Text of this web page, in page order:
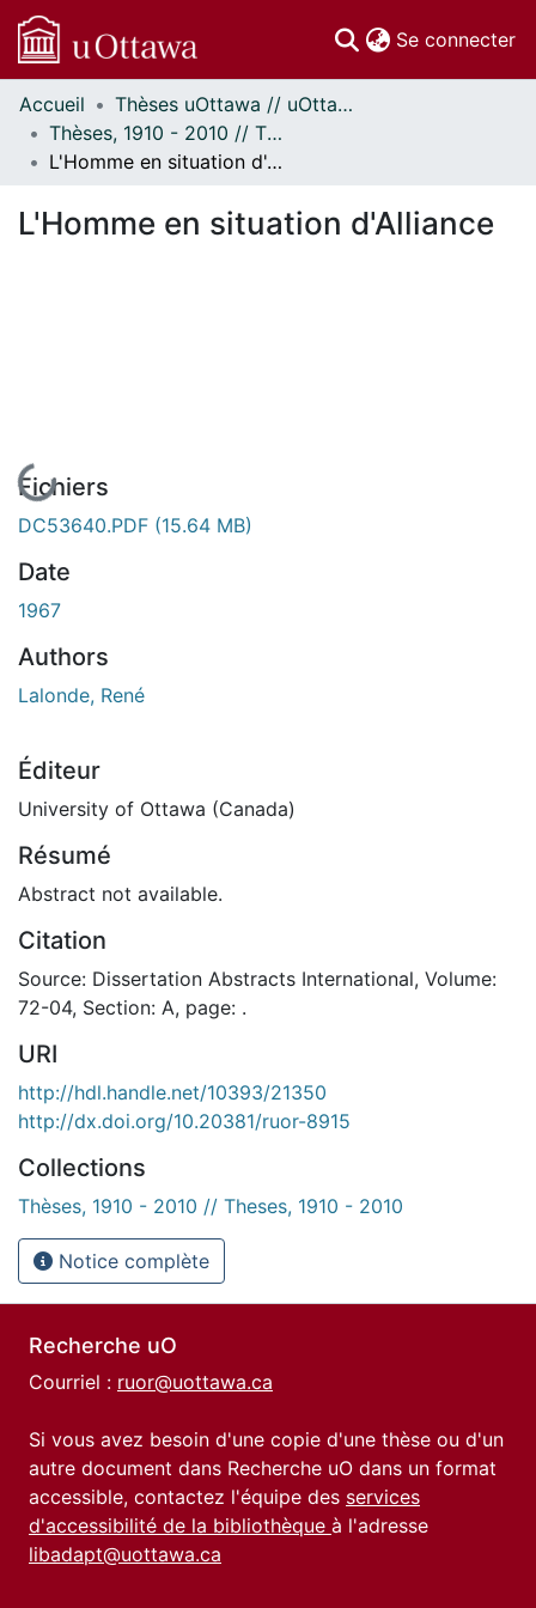
Se connecter
Communautés
et collections
Parcourir
À propos
Accueil
Thèses uOttawa // uOttawa Theses
Thèses, 1910 - 2010 // Theses, 1910 - 2010
L'Homme en situation d'Alliance
L'Homme en situation d'Alliance
En cours de chargement...
Fichiers
DC53640.PDF (15.64 MB)
Date
1967
Authors
Lalonde, René
Éditeur
University of Ottawa (Canada)
Résumé
Abstract not available.
Citation
Source: Dissertation Abstracts International, Volume:
72-04, Section: A, page: .
URI
http://hdl.handle.net/10393/21350
http://dx.doi.org/10.20381/ruor-8915
Collections
Thèses, 1910 - 2010 // Theses, 1910 - 2010
Notice complète
Recherche uO
Courriel : ruor@uottawa.ca
Si vous avez besoin d'une copie d'une thèse ou d'un
autre document dans Recherche uO dans un format
accessible, contactez l'équipe des services
d'accessibilité de la bibliothèque à l'adresse
libadapt@uottawa.ca